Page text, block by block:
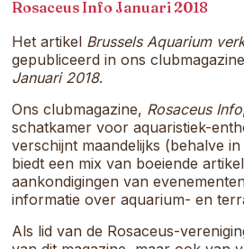
samenkomt.
Rosaceus Info Januari 2018
Het artikel Brussels Aquarium
gepubliceerd in ons clubmagazine
Januari 2018.
Ons clubmagazine, Rosaceus Info
schatkamer voor aquaristiek-
verschijnt maandelijks (behalve
biedt een mix van boeiende
aankondigingen van
informatie over aquarium- en
Als lid van de Rosaceus-